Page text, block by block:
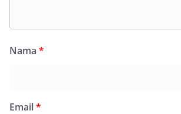
Nama *
Email*